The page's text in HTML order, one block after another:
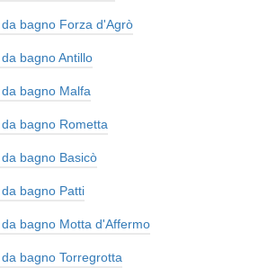
bagno Forza d'Agrò
bagno Antillo
bagno Malfa
bagno Rometta
bagno Basicò
bagno Patti
bagno Motta d'Affermo
bagno Torregrotta